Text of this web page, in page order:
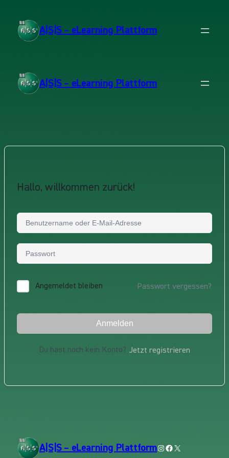
A|S|S – eLearning Plattform
A|S|S – eLearning Plattform
Hallo, willkommen zurück!
Angemeldet bleiben Passwort vergessen?
Anmelden
Du hast noch kein Konto? Jetzt registrieren
A|S|S – eLearning PlattformInstagram
Facebook
X